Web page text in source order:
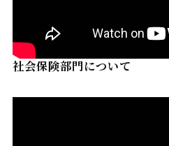
社会保険部門について